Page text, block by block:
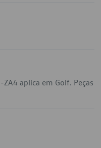
aplica em Golf. Peças